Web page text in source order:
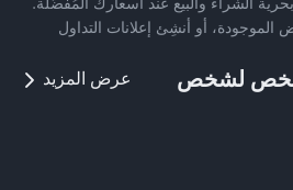
الموجودة، أو أنشِئ إعلانات التداول
شخص لشخص عرض المزيد